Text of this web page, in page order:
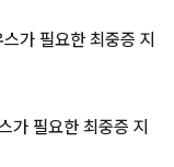
가 필요한 최중증 지
필요한 최중증 지